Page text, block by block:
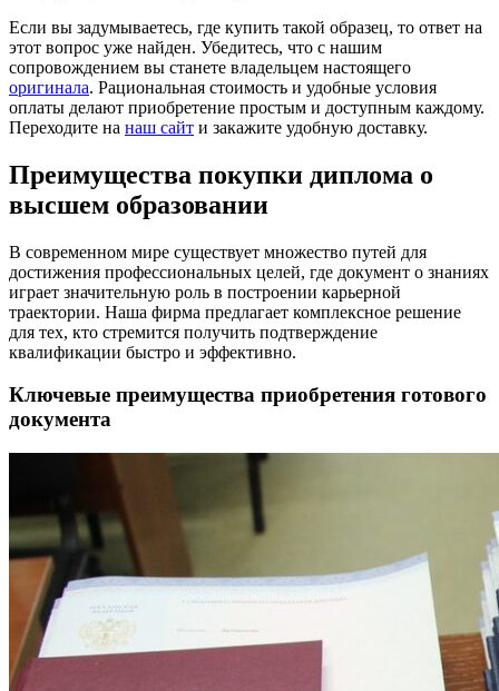
Если вы задумываетесь, где купить такой образец, то ответ на
этот вопрос уже найден. Убедитесь, что с нашим
сопровождением вы станете владельцем настоящего
оригинала. Рациональная стоимость и удобные условия
оплаты делают приобретение простым и доступным каждому.
Переходите на наш сайт и закажите удобную доставку.
Преимущества покупки диплома о
высшем образовании
В современном мире существует множество путей для
достижения профессиональных целей, где документ о знаниях
играет значительную роль в построении карьерной
траектории. Наша фирма предлагает комплексное решение
для тех, кто стремится получить подтверждение
квалификации быстро и эффективно.
Ключевые преимущества приобретения готового
документа